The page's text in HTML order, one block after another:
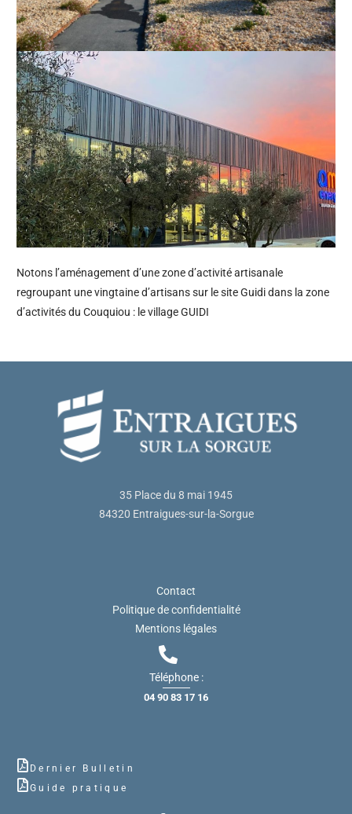
Notons l’aménagement d’une zone d’activité artisanale
regroupant une vingtaine d’artisans sur le site Guidi dans la zone
d’activités du Couquiou : le village GUIDI
35 Place du 8 mai 1945
84320 Entraigues-sur-la-Sorgue
Contact
Politique de confidentialité
Mentions légales
Téléphone :
04 90 83 17 16
Dernier Bulletin
Guide pratique